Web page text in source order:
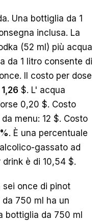
Una bottiglia da 1
inclusa. La
(52 ml) più acqua
da 1 litro consente di
Il costo per dose
1,26 $. L' acqua
0,20 $. Costo
menu: 12 $. Costo
. È una percentuale
gassato ad
è di 10,54 $.
sei once di pinot
750 ml ha un
bottiglia da 750 ml